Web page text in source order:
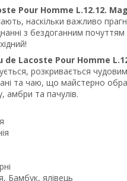
Pour Homme L.12.12.
наскільки важливо
з бездоганним
de Lacoste Pour Homme
розкривається
та чаю, що майстерно
амбри та пачулів.
Бамбук, ялівець